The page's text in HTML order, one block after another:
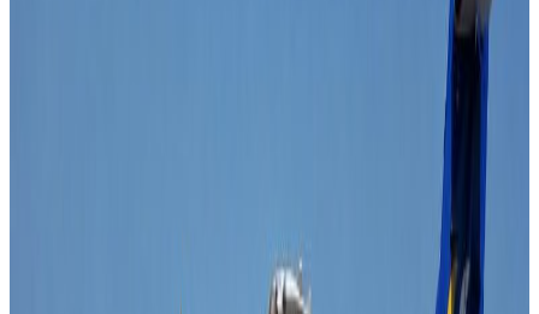
काठमाडौं, एजेन्सी । पछिल्लो सात महिनामा तीन करोड ३४ लाख
पर्यटकले भ्रमण गरेको टर्कीबाट नेपालले पाठ सिक्नुपर्ने भन्दै बहस हुन
थालेको छ । टर्कीको संस्कृति तथा पर्यटन मन्त्रालयले गएको
जनवरीदेखि अगष्ट महिनासम्मको विवरण सार्वजनिक गर्दै सात